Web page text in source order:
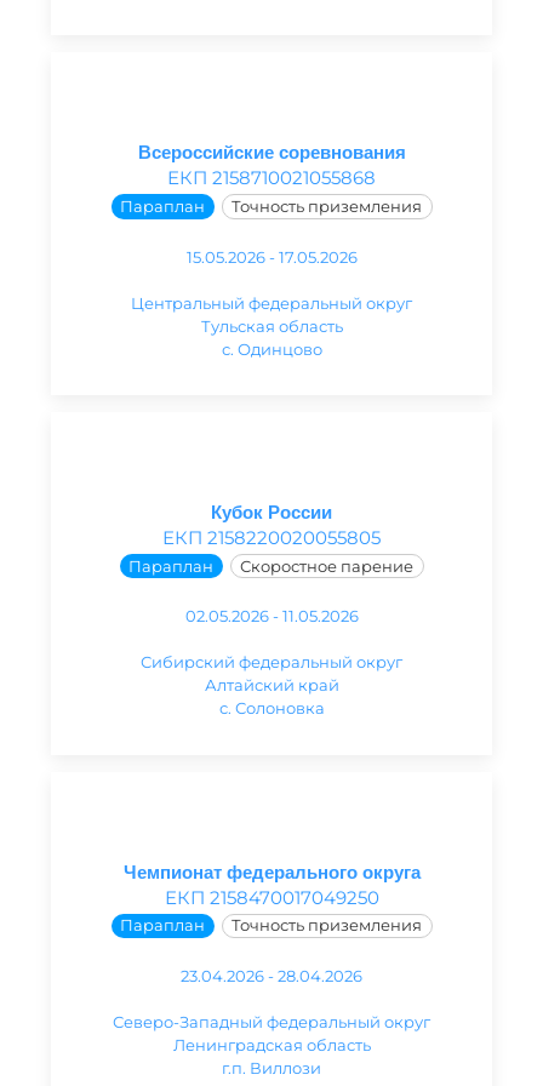
Всероссийские соревнования
ЕКП 2158710021055868
Параплан Точность приземления
15.05.2026 - 17.05.2026
Центральный федеральный округ
Тульская область
с. Одинцово
Кубок России
ЕКП 2158220020055805
Параплан Скоростное парение
02.05.2026 - 11.05.2026
Сибирский федеральный округ
Алтайский край
с. Солоновка
Чемпионат федерального округа
ЕКП 2158470017049250
Параплан Точность приземления
23.04.2026 - 28.04.2026
Северо-Западный федеральный округ
Ленинградская область
г.п. Виллози